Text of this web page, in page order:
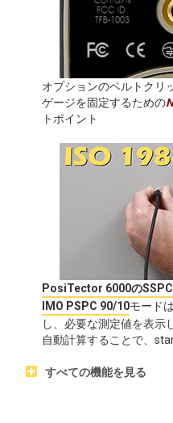
オプションのベルトクリ
ゲージを固定するための
トポイント
PosiTector 6000の
IMO PSPC 90/10モード
し、必要な測定値を表示
自動計算することで、
すべての機能を見る